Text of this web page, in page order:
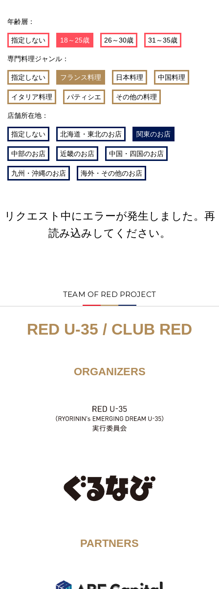
年齢層：
指定しない 18～25歳 26～30歳 31～35歳
専門料理ジャンル：
指定しない フランス料理 日本料理 中国料理
イタリア料理 パティシエ その他の料理
店舗所在地：
指定しない 北海道・東北のお店 関東のお店
中部のお店 近畿のお店 中国・四国のお店
九州・沖縄のお店 海外・その他のお店
リクエスト中にエラーが発生しました。再
読み込みしてください。
TEAM OF RED PROJECT
RED U-35 / CLUB RED
ORGANIZERS
PARTNERS